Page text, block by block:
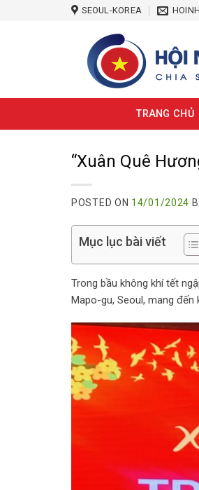
SEOUL-KOREA
TRANG CHỦ
“Xuân Quê
POSTED ON 14/01/2024
Mục lục bài viết
Trong bầu không khí tết
Mapo-gu, Seoul, mang